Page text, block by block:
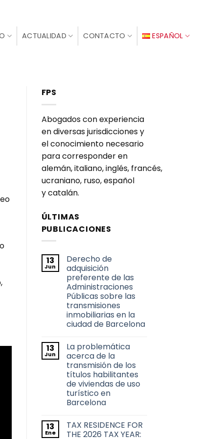
ACTUALIDAD CONTACTO ESPAÑOL
FPS
Abogados con experiencia
en diversas jurisdicciones y
el conocimiento necesario
para corresponder en
alemán, italiano, inglés, francés,
ucraniano, ruso, español
y catalán.
ÚLTIMAS
PUBLICACIONES
13
Jun
Derecho de
adquisición
preferente de las
Administraciones
Públicas sobre las
transmisiones
inmobiliarias en la
ciudad de Barcelona
comentarios
en
Derecho
de
adquisición
preferente
de
las
Administraciones
Públicas
transmisiones
inmobiliarias
en
13
Jun
La problemática
acerca de la
transmisión de los
títulos habilitantes
de viviendas de uso
turístico en
Barcelona
comentarios
en
13
Ene
TAX RESIDENCE FOR
THE 2026 TAX YEAR: